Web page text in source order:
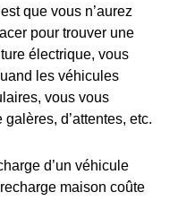
que vous n’aurez
pour trouver une
électrique, vous
les véhicules
vous vous
d’attentes, etc.
d’un véhicule
maison coûte